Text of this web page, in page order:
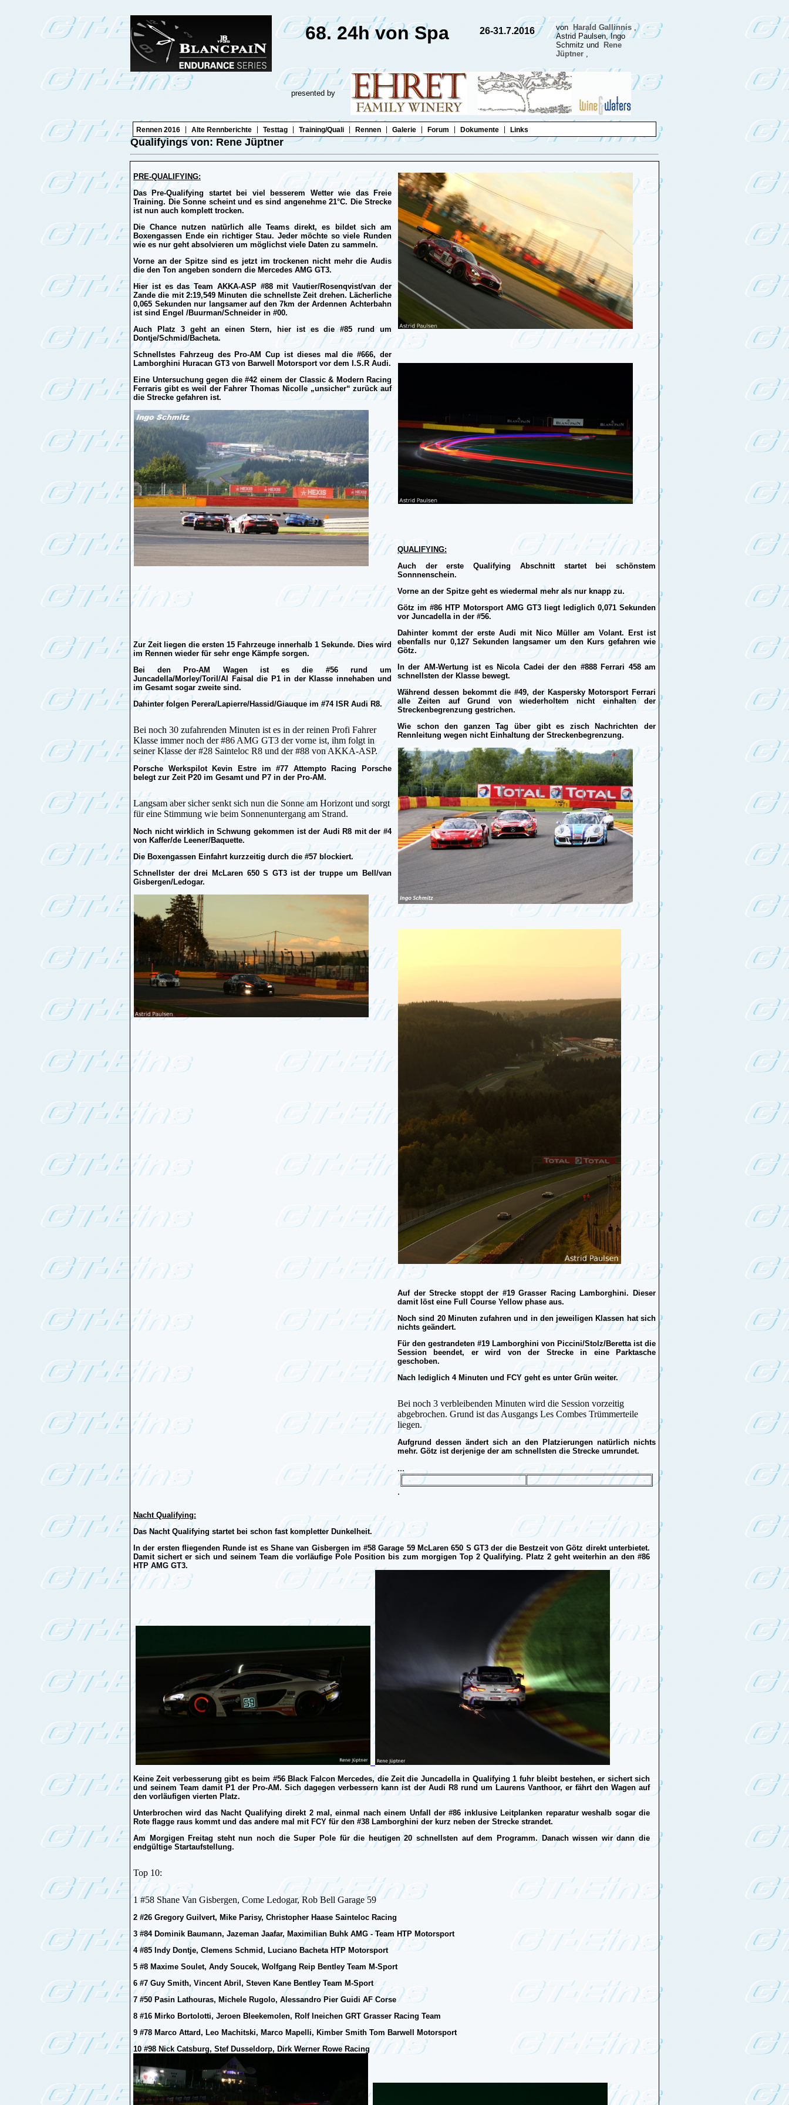
68. 24h von Spa 26-31.7.2016 von Harald Gallinnis ,
Astrid Paulsen, Ingo
Schmitz und
Rene
Jüptner ,
presented by
Rennen 2016 Alte Rennberichte Testtag Training/Quali Rennen Galerie Forum Dokumente Links
Qualifyings von: Rene Jüptner
PRE-QUALIFYING:
Das Pre-Qualifying startet bei viel besserem Wetter wie das Freie
Training. Die Sonne scheint und es sind angenehme 21°C. Die Strecke
ist nun auch komplett trocken.
Die Chance nutzen natürlich alle Teams direkt, es bildet sich am
Boxengassen Ende ein richtiger Stau. Jeder möchte so viele Runden
wie es nur geht absolvieren um möglichst viele Daten zu sammeln.
Vorne an der Spitze sind es jetzt im trockenen nicht mehr die Audis
die den Ton angeben sondern die Mercedes AMG GT3.
Hier ist es das Team AKKA-ASP #88 mit Vautier/Rosenqvist/van der
Zande die mit 2:19,549 Minuten die schnellste Zeit drehen. Lächerliche
0,065 Sekunden nur langsamer auf den 7km der Ardennen Achterbahn
ist sind Engel /Buurman/Schneider in #00.
Auch Platz 3 geht an einen Stern, hier ist es die #85 rund um
Dontje/Schmid/Bacheta.
Schnellstes Fahrzeug des Pro-AM Cup ist dieses mal die #666, der
Lamborghini Huracan GT3 von Barwell Motorsport vor dem I.S.R Audi.
Eine Untersuchung gegen die #42 einem der Classic & Modern Racing
Ferraris gibt es weil der Fahrer Thomas Nicolle „unsicher“ zurück auf
die Strecke gefahren ist.
Zur Zeit liegen die ersten 15 Fahrzeuge innerhalb 1 Sekunde. Dies wird
im Rennen wieder für sehr enge Kämpfe sorgen.
Bei den Pro-AM Wagen ist es die #56 rund um
Juncadella/Morley/Toril/Al Faisal die P1 in der Klasse innehaben und
im Gesamt sogar zweite sind.
Dahinter folgen Perera/Lapierre/Hassid/Giauque im #74 ISR Audi R8.
Bei noch 30 zufahrenden Minuten ist es in der reinen Profi Fahrer
Klasse immer noch der #86 AMG GT3 der vorne ist, ihm folgt in
seiner Klasse der #28 Sainteloc R8 und der #88 von AKKA-ASP.
Porsche Werkspilot Kevin Estre im #77 Attempto Racing Porsche
belegt zur Zeit P20 im Gesamt und P7 in der Pro-AM.
Langsam aber sicher senkt sich nun die Sonne am Horizont und sorgt
für eine Stimmung wie beim Sonnenuntergang am Strand.
Noch nicht wirklich in Schwung gekommen ist der Audi R8 mit der #4
von Kaffer/de Leener/Baquette.
Die Boxengassen Einfahrt kurzzeitig durch die #57 blockiert.
Schnellster der drei McLaren 650 S GT3 ist der truppe um Bell/van
Gisbergen/Ledogar.
QUALIFYING:
Auch der erste Qualifying Abschnitt startet bei schönstem
Sonnnenschein.
Vorne an der Spitze geht es wiedermal mehr als nur knapp zu.
Götz im #86 HTP Motorsport AMG GT3 liegt lediglich 0,071 Sekunden
vor Juncadella in der #56.
Dahinter kommt der erste Audi mit Nico Müller am Volant. Erst ist
ebenfalls nur 0,127 Sekunden langsamer um den Kurs gefahren wie
Götz.
In der AM-Wertung ist es Nicola Cadei der den #888 Ferrari 458 am
schnellsten der Klasse bewegt.
Während dessen bekommt die #49, der Kaspersky Motorsport Ferrari
alle Zeiten auf Grund von wiederholtem nicht einhalten der
Streckenbegrenzung gestrichen.
Wie schon den ganzen Tag über gibt es zisch Nachrichten der
Rennleitung wegen nicht Einhaltung der Streckenbegrenzung.
Auf der Strecke stoppt der #19 Grasser Racing Lamborghini. Dieser
damit löst eine Full Course Yellow phase aus.
Noch sind 20 Minuten zufahren und in den jeweiligen Klassen hat sich
nichts geändert.
Für den gestrandeten #19 Lamborghini von Piccini/Stolz/Beretta ist die
Session beendet, er wird von der Strecke in eine Parktasche
geschoben.
Nach lediglich 4 Minuten und FCY geht es unter Grün weiter.
Bei noch 3 verbleibenden Minuten wird die Session vorzeitig
abgebrochen. Grund ist das Ausgangs Les Combes Trümmerteile
liegen.
Aufgrund dessen ändert sich an den Platzierungen natürlich nichts
mehr. Götz ist derjenige der am schnellsten die Strecke umrundet.
...
.
Nacht Qualifying:
Das Nacht Qualifying startet bei schon fast kompletter Dunkelheit.
In der ersten fliegenden Runde ist es Shane van Gisbergen im #58 Garage 59 McLaren 650 S GT3 der die Bestzeit von Götz direkt unterbietet.
Damit sichert er sich und seinem Team die vorläufige Pole Position bis zum morgigen Top 2 Qualifying. Platz 2 geht weiterhin an den #86
HTP AMG GT3.
Keine Zeit verbesserung gibt es beim #56 Black Falcon Mercedes, die Zeit die Juncadella in Qualifying 1 fuhr bleibt bestehen, er sichert sich
und seinem Team damit P1 der Pro-AM. Sich dagegen verbessern kann ist der Audi R8 rund um Laurens Vanthoor, er fährt den Wagen auf
den vorläufigen vierten Platz.
Unterbrochen wird das Nacht Qualifying direkt 2 mal, einmal nach einem Unfall der #86 inklusive Leitplanken reparatur weshalb sogar die
Rote flagge raus kommt und das andere mal mit FCY für den #38 Lamborghini der kurz neben der Strecke strandet.
Am Morgigen Freitag steht nun noch die Super Pole für die heutigen 20 schnellsten auf dem Programm. Danach wissen wir dann die
endgültige Startaufstellung.
Top 10:
1 #58 Shane Van Gisbergen, Come Ledogar, Rob Bell Garage 59
2 #26 Gregory Guilvert, Mike Parisy, Christopher Haase Sainteloc Racing
3 #84 Dominik Baumann, Jazeman Jaafar, Maximilian Buhk AMG - Team HTP Motorsport
4 #85 Indy Dontje, Clemens Schmid, Luciano Bacheta HTP Motorsport
5 #8 Maxime Soulet, Andy Soucek, Wolfgang Reip Bentley Team M-Sport
6 #7 Guy Smith, Vincent Abril, Steven Kane Bentley Team M-Sport
7 #50 Pasin Lathouras, Michele Rugolo, Alessandro Pier Guidi AF Corse
8 #16 Mirko Bortolotti, Jeroen Bleekemolen, Rolf Ineichen GRT Grasser Racing Team
9 #78 Marco Attard, Leo Machitski, Marco Mapelli, Kimber Smith Tom Barwell Motorsport
10 #98 Nick Catsburg, Stef Dusseldorp, Dirk Werner Rowe Racing